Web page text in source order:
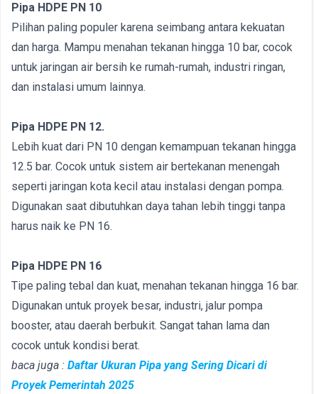
Pipa HDPE PN 10
Pilihan paling populer karena seimbang antara kekuatan
dan harga. Mampu menahan tekanan hingga 10 bar, cocok
untuk jaringan air bersih ke rumah-rumah, industri ringan,
dan instalasi umum lainnya.
Pipa HDPE PN 12.
Lebih kuat dari PN 10 dengan kemampuan tekanan hingga
12.5 bar. Cocok untuk sistem air bertekanan menengah
seperti jaringan kota kecil atau instalasi dengan pompa.
Digunakan saat dibutuhkan daya tahan lebih tinggi tanpa
harus naik ke PN 16.
Pipa HDPE PN 16
Tipe paling tebal dan kuat, menahan tekanan hingga 16 bar.
Digunakan untuk proyek besar, industri, jalur pompa
booster, atau daerah berbukit. Sangat tahan lama dan
cocok untuk kondisi berat.
baca juga : Daftar Ukuran Pipa yang Sering Dicari di
Proyek Pemerintah 2025